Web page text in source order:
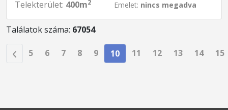
Telekterület: 400m2
Emelet: nincs megadva
Találatok száma: 67054
5 6 7 8 9 10 11 12 13 14 15